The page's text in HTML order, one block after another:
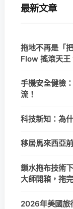
最新文章
拖地不再是「
Flow 搖滾天王
手機安全健檢
流！
科技新知：為
移居馬來西亞
鎖水拖布技術
大師開箱，拖
2026年美國旅